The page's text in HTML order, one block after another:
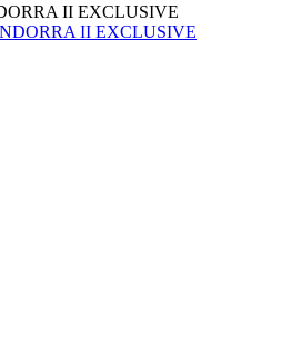
II EXCLUSIVE